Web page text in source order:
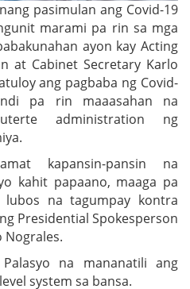
pasimulan ang Covid-19
marami pa rin sa mga
ayon kay Acting
at Cabinet Secretary Karlo
ang pagbaba ng Covid-
pa rin maaasahan na
administration ng
kapansin-pansin na
kahit papaano, maaga pa
na tagumpay kontra
Presidential Spokesperson
Nograles.
na mananatili ang
system sa bansa.